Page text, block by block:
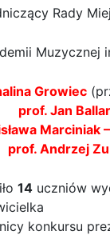
Rady
Muzycznej
Growiec
prof. Jan
Marciniak
prof. Andrzej
14 uczniów
konkursu